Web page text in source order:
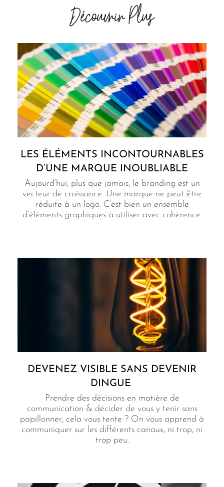
Découvrir Plus
LES ÉLÉMENTS INCONTOURNABLES
D’UNE MARQUE INOUBLIABLE
Aujourd’hui, plus que jamais, le branding est un
vecteur de croissance. Une marque ne peut être
réduite à un logo. C’est bien un ensemble
d’éléments graphiques à utiliser avec cohérence.
DEVENEZ VISIBLE SANS DEVENIR
DINGUE
Prendre des décisions en matière de
communication & décider de vous y tenir sans
papillonner, cela vous tente ? On vous apprend à
communiquer sur les différents canaux, ni trop, ni
trop peu.